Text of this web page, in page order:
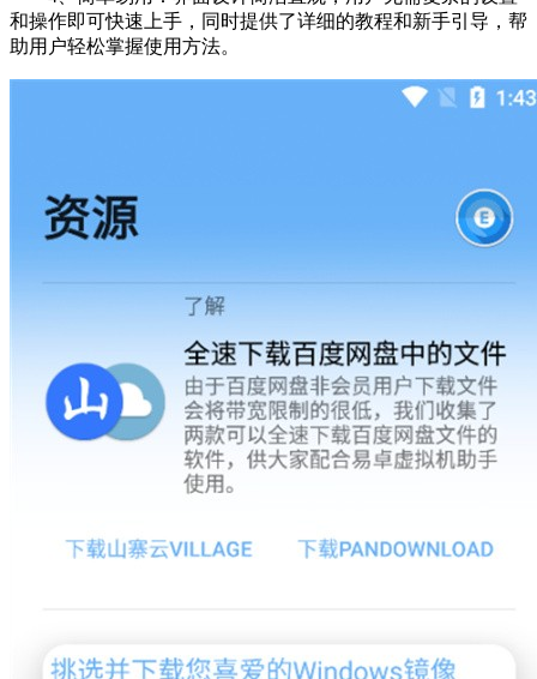
和操作即可快速上手，同时提供了详细的教程和新手引导，帮
助用户轻松掌握使用方法。